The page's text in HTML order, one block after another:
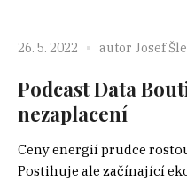
26. 5. 2022 autor Josef
Podcast Data
nezaplacení
Ceny energií prudce
Postihuje ale začínající